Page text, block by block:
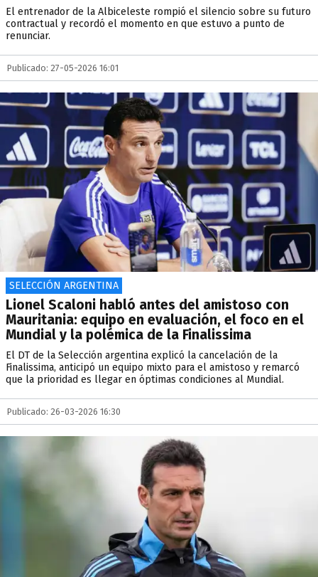
El entrenador de la Albiceleste rompió el silencio sobre su futuro
contractual y recordó el momento en que estuvo a punto de
renunciar.
Publicado: 27-05-2026 16:01
SELECCIÓN ARGENTINA
Lionel Scaloni habló antes del amistoso con
Mauritania: equipo en evaluación, el foco en el
Mundial y la polémica de la Finalissima
El DT de la Selección argentina explicó la cancelación de la
Finalissima, anticipó un equipo mixto para el amistoso y remarcó
que la prioridad es llegar en óptimas condiciones al Mundial.
Publicado: 26-03-2026 16:30